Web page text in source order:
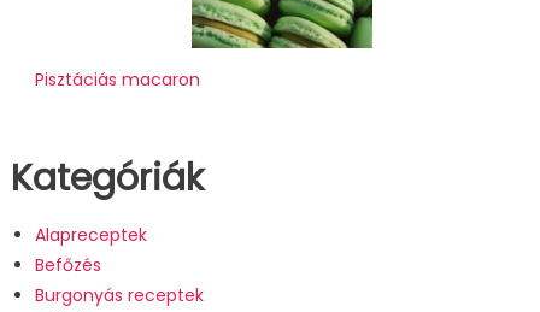
Pisztáciás macaron
Kategóriák
Alapreceptek
Befőzés
Burgonyás receptek